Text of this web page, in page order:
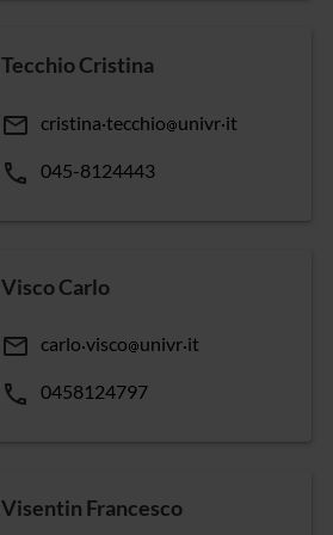
Tecchio Cristina
email cristina tecchio univr it
phone 045-8124443
Visco Carlo
email carlo visco univr it
phone 0458124797
Visentin Francesco